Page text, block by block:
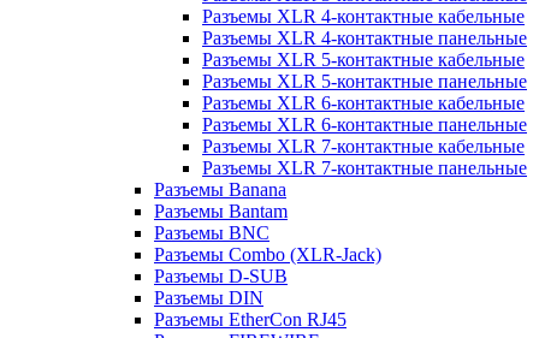
Разъемы XLR 4-контактные кабельные
Разъемы XLR 4-контактные панельные
Разъемы XLR 5-контактные кабельные
Разъемы XLR 5-контактные панельные
Разъемы XLR 6-контактные кабельные
Разъемы XLR 6-контактные панельные
Разъемы XLR 7-контактные кабельные
Разъемы XLR 7-контактные панельные
Разъемы Banana
Разъемы Bantam
Разъемы BNC
Разъемы Combo (XLR-Jack)
Разъемы D-SUB
Разъемы DIN
Разъемы EtherCon RJ45